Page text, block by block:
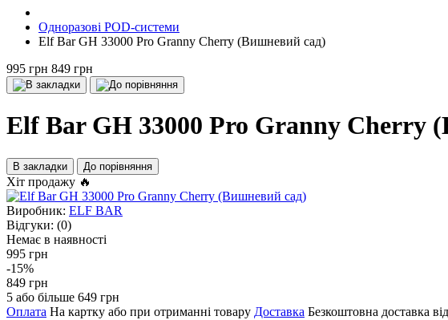
Одноразові POD-системи
Elf Bar GH 33000 Pro Granny Cherry (Вишневий сад)
995 грн 849 грн
Elf Bar GH 33000 Pro Granny Cherry
В закладки До порівняння
Хіт продажу 🔥
Виробник: ELF BAR
Відгуки: (0)
Немає в наявності
995 грн
-15%
849 грн
5 або більше 649 грн
Оплата На картку або при отриманні товару Доставка Безкоштовна доставка